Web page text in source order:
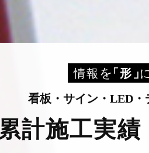
情報 を「形 」
看板・サイン・LED
累計施工実績